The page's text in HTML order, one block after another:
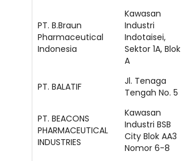
PT. B.Braun
Pharmaceutical
Indonesia
Kawasan
Industri
Indotaisei,
Sektor 1A, Blok
A
PT. BALATIF
Jl. Tenaga
Tengah No. 5
PT. BEACONS
PHARMACEUTICAL
INDUSTRIES
Kawasan
Industri BSB
City Blok AA3
Nomor 6-8